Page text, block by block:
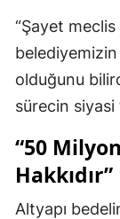
“Şayet meclis
olduğunu
sürecin
“50
Hakkıdır”
Altyapı